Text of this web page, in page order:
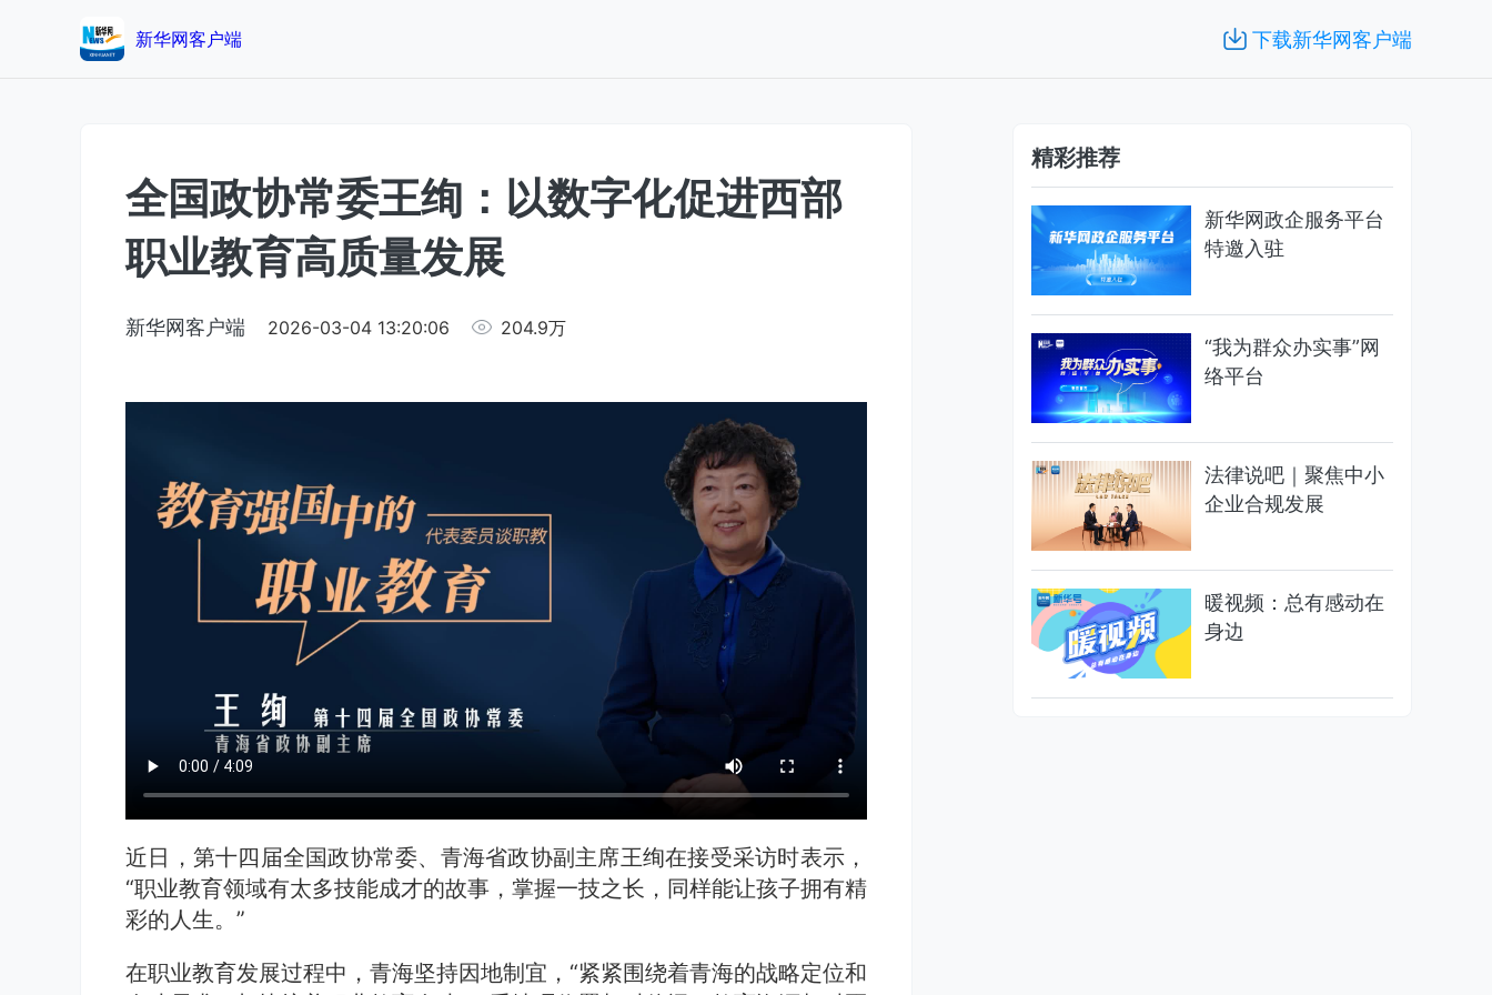
新华网客户端 下载新华网客户端
全国政协常委王绚：以数字化促进西部
职业教育高质量发展
新华网客户端 2026-03-04 13:20:06 204.9万
近日，第十四届全国政协常委、青海省政协副主席王绚在接受采访时表示，
“职业教育领域有太多技能成才的故事，掌握一技之长，同样能让孩子拥有精
彩的人生。”
在职业教育发展过程中，青海坚持因地制宜，“紧紧围绕着青海的战略定位和
精彩推荐
新华网政企服务平台
特邀入驻
“我为群众办实事”网
络平台
法律说吧｜聚焦中小
企业合规发展
暖视频：总有感动在
身边